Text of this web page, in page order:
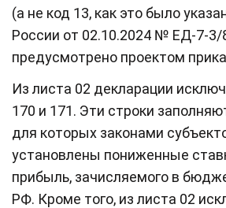
(а не код 13, как это было
России от 02.10.2024 № ЕД-7-3/
предусмотрено проектом
Из листа 02 декларации
170 и 171. Эти строки
для которых законами
установлены пониженные
прибыль, зачисляемого в
РФ. Кроме того, из листа 02